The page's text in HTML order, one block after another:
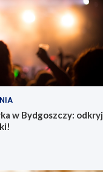
w Bydgoszczy: odkryj